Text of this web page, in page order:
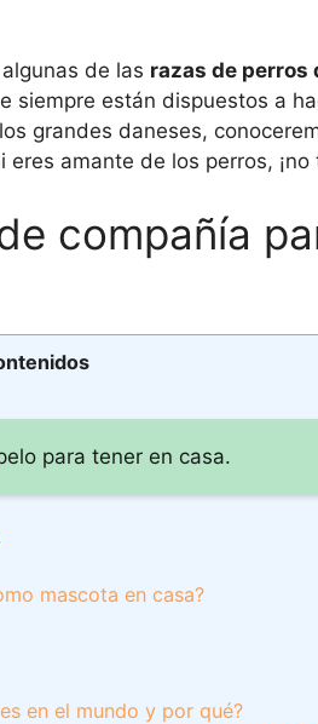
de las razas de perros
siempre están dispuestos a
grandes daneses,
amante de los perros,
compañía
para tener en casa.
mascota en casa?
en el mundo y por qué?